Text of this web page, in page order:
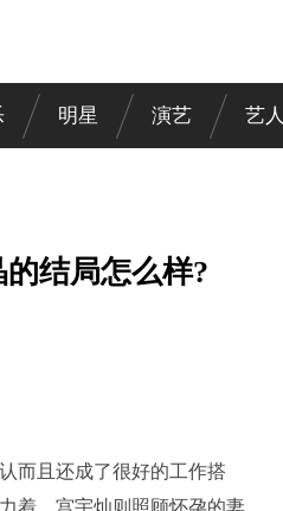
明星 演艺 艺人
结局怎么样?
而且还成了很好的工作搭